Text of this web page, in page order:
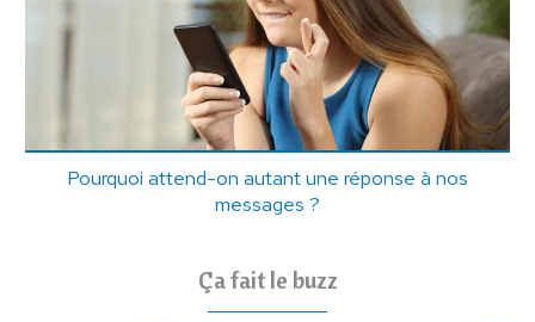
Pourquoi attend-on autant une réponse à nos
messages ?
Ça fait le buzz